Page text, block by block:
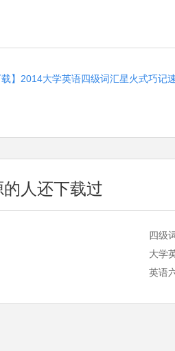
载】2014大学英语四级词汇星火式巧记
人还下载过
四级
大学
英语